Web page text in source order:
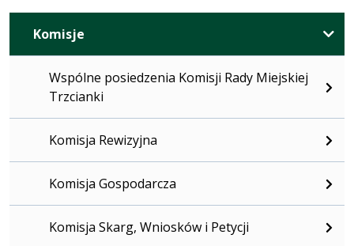
Komisje
Wspólne posiedzenia Komisji Rady Miejskiej
Trzcianki
Komisja Rewizyjna
Komisja Gospodarcza
Komisja Skarg, Wniosków i Petycji